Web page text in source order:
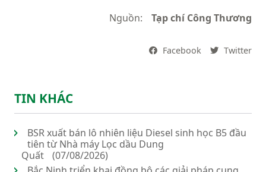
Nguồn: Tạp chí Công Thương
Facebook Twitter
TIN KHÁC
BSR xuất bán lô nhiên liệu Diesel sinh học B5 đầu
tiên từ Nhà máy Lọc dầu Dung
Quất
(07/08/2026)